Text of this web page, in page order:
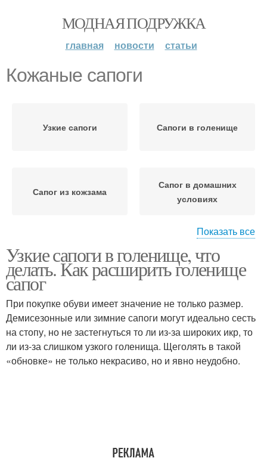
МОДНАЯ ПОДРУЖКА
главная новости статьи
Кожаные сапоги
Узкие сапоги Сапоги в голенище
Сапог из кожзама
Сапог в домашних
условиях
условиях
Зимние сапоги
Сапог на меху Сапог с помощью
Показать все
Узкие сапоги в голенище, что
делать. Как расширить голенище
сапог
При покупке обуви имеет значение не только размер.
Демисезонные или зимние сапоги могут идеально сесть
на стопу, но не застегнуться то ли из-за широких икр, то
ли из-за слишком узкого голенища. Щеголять в такой
«обновке» не только некрасиво, но и явно неудобно.